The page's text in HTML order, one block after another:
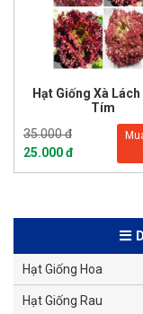
Hạt Giống Xà Lách
Tím
35.000 đ
25.000 đ
Hạt Giống Hoa
Hạt Giống Rau